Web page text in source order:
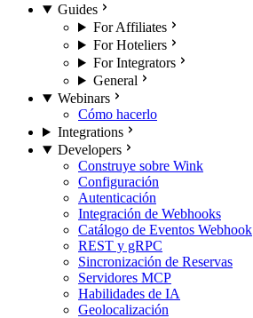
Guides
For Affiliates
For Hoteliers
For Integrators
General
Webinars
Cómo hacerlo
Integrations
Developers
Construye sobre Wink
Configuración
Autenticación
Integración de Webhooks
Catálogo de Eventos Webhook
REST y gRPC
Sincronización de Reservas
Servidores MCP
Habilidades de IA
Geolocalización